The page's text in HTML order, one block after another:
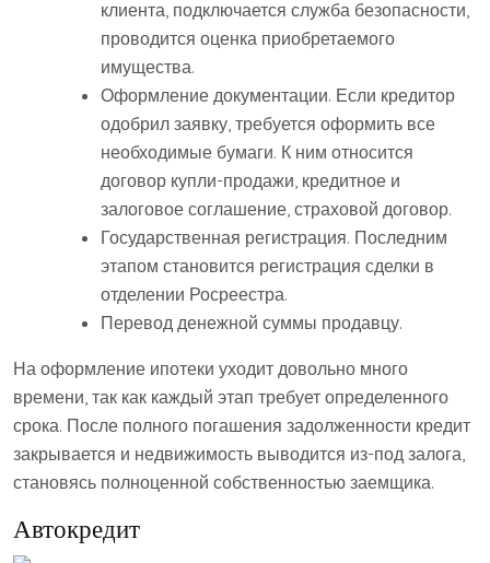
клиента, подключается служба безопасности,
проводится оценка приобретаемого
имущества.
Оформление документации. Если кредитор
одобрил заявку, требуется оформить все
необходимые бумаги. К ним относится
договор купли-продажи, кредитное и
залоговое соглашение, страховой договор.
Государственная регистрация. Последним
этапом становится регистрация сделки в
отделении Росреестра.
Перевод денежной суммы продавцу.
На оформление ипотеки уходит довольно много
времени, так как каждый этап требует определенного
срока. После полного погашения задолженности кредит
закрывается и недвижимость выводится из-под залога,
становясь полноценной собственностью заемщика.
Автокредит